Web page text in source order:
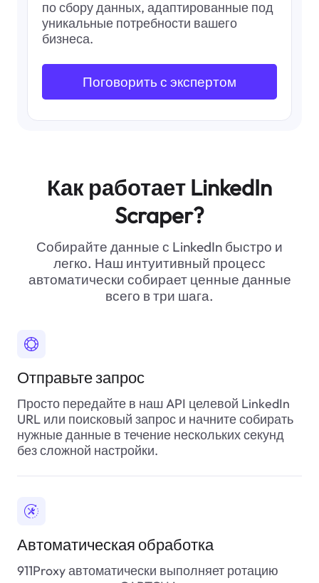
          "application_note": "Actively Hiring"
        },
        {
          "employer": "Thursday Labs",
          "location": "United States",
"position": "Videographer / Editor,
"company_url": "https://
          "employer": "Creative Circle",
          "location": "New York, NY",
"position": "Corporate Communications
          "post_time": "21 hours ago",
"company_url": "https://
          "application_note": "Actively Hiring"
        }
      ],
"search_url": "https://
}
по сбору данных, адаптированные под
уникальные потребности вашего
бизнеса.
Поговорить с экспертом
Как работает LinkedIn
Scraper?
Собирайте данные с LinkedIn быстро и
легко. Наш интуитивный процесс
автоматически собирает ценные данные
всего в три шага.
Отправьте запрос
Просто передайте в наш API целевой LinkedIn
URL или поисковый запрос и начните собирать
нужные данные в течение нескольких секунд
без сложной настройки.
Автоматическая обработка
911Proxy автоматически выполняет ротацию